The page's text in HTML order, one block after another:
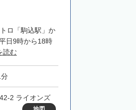
ロ「駒込駅」か
日9時から18時
読む
2 ライオンズ